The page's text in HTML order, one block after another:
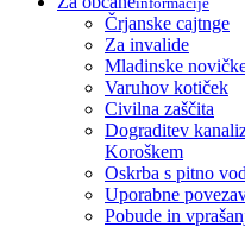
Črjanske cajtnge
Za invalide
Mladinske
Varuhov kotiček
Civilna zaščita
Dograditev
Koroškem
Oskrba s pitno
Uporabne
Pobude in